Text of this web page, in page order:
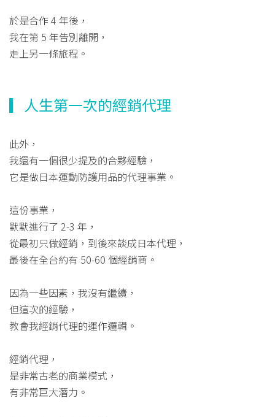
於是合作 4 年後，
我在第 5 年告別離開，
走上另一條旅程。
▎人生第一次的經銷代理
此外，
我還有一個很少提及的合夥經驗，
它是做日本運動防護用品的代理事業。
這份事業，
默默進行了 2-3 年，
從最初只做經銷，到後來談成日本代理，
最後在全台約有 50-60 個經銷商。
因為一些因素，我沒有繼續，
但這次的經驗，
教會我經銷代理的運作邏輯。
經銷代理，
是非常古老的商業模式，
有非常巨大潛力。